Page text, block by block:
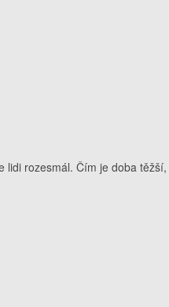
rozesmál. Čím je doba